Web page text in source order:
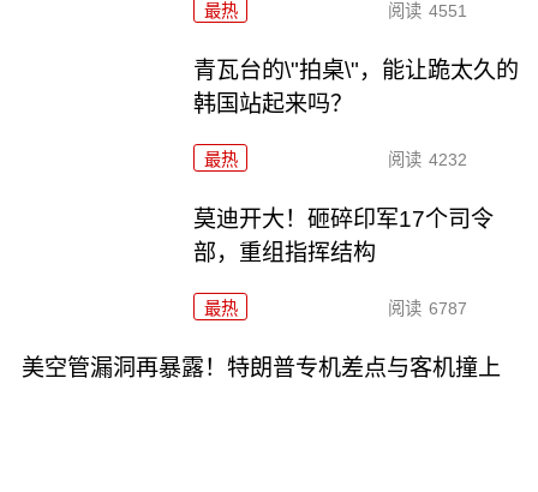
最热 阅读 4551
青瓦台的\"拍桌\"，能让跪太久的
韩国站起来吗？
最热 阅读 4232
莫迪开大！砸碎印军17个司令
部，重组指挥结构
最热 阅读 6787
美空管漏洞再暴露！特朗普专机差点与客机撞上